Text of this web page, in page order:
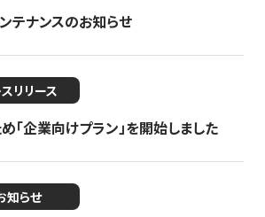
テナンスのお知らせ
リリース
「企業向けプラン」を開始しました
知らせ